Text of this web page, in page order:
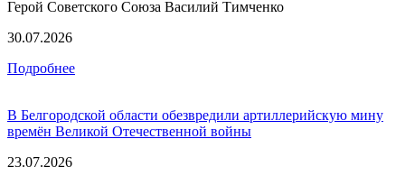
Герой Советского Союза Василий Тимченко
30.07.2026
Подробнее
В Белгородской области обезвредили артиллерийскую мину
времён Великой Отечественной войны
23.07.2026